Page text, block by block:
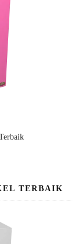
TERBAIK